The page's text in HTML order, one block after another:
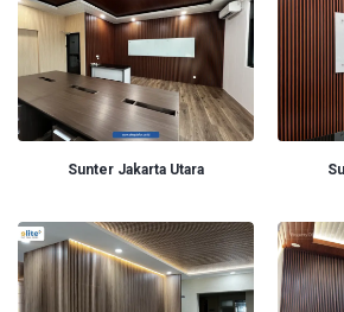
Sunter Jakarta Utara